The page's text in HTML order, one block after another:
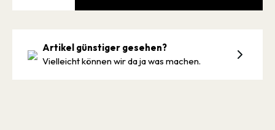
Artikel günstiger gesehen?
Vielleicht können wir da ja was machen.